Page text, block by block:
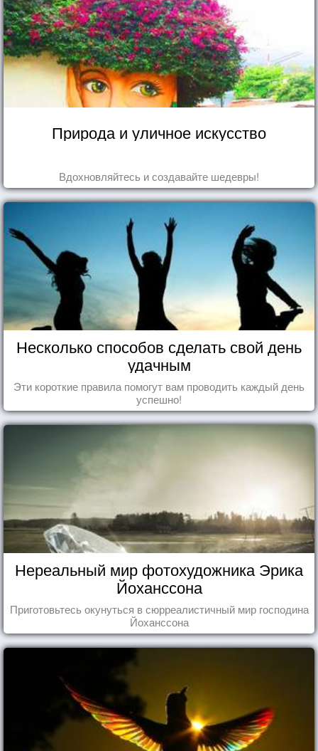
Природа и уличное искусство
Вдохновляйтесь и создавайте шедевры!
Несколько способов сделать свой день
удачным
Эти короткие правила помогут вам проводить каждый день
успешно!
Нереальный мир фотохудожника Эрика
Йоханссона
Приготовьтесь окунуться в сюрреалистичный мир господина
Йоханссона